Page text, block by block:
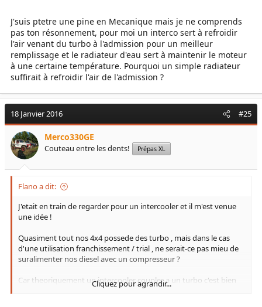
J'suis ptetre une pine en Mecanique mais je ne comprends
pas ton résonnement, pour moi un interco sert à refroidir
l'air venant du turbo à l'admission pour un meilleur
remplissage et le radiateur d'eau sert à maintenir le moteur
à une certaine température. Pourquoi un simple radiateur
suffirait à refroidir l'air de l'admission ?
18 Janvier 2016 #25
Merco330GE
Couteau entre les dents! Prépas XL
Flano a dit:
J'etait en train de regarder pour un intercooler et il m'est venue
une idée !
Quasiment tout nos 4x4 possede des turbo , mais dans le cas
d'une utilisation franchissement / trial , ne serait-ce pas mieu de
suralimenter nos diesel avec un compresseur ?
Car theoriquement un intercooler coupler a un turbo c'est bien
mais sur un coup de gaz , le fénomene de "lag" du turbo (le
Cliquez pour agrandir...